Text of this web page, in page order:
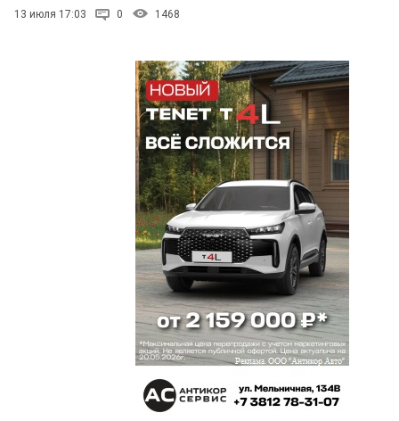
13 июля 17:03 0 1468